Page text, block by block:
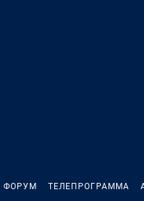
ФОРУМ ТЕЛЕПРОГРАММА